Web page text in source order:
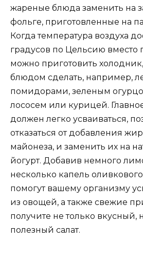
жареные блюда заменить на
фольге, приготовленные на
Когда температура воздуха
градусов по Цельсию вместо
можно приготовить
блюдом сделать, например,
помидорами, зеленым
лососем или курицей.
должен легко усваиваться,
отказаться от добавления
майонеза, и заменить их на
йогурт. Добавив немного
несколько капель
помогут вашему организму
из овощей, а также свежие
получите не только вкусный,
полезный салат.